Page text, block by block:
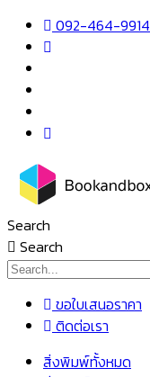
Skip
content
092-464-9914
Search
Search
ขอใบเสนอราคา
ติดต่อเรา
เมนู
สิ่งพิมพ์ทั้งหมด